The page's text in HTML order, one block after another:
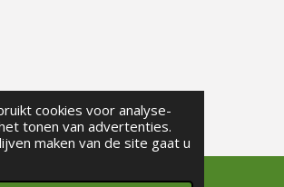
cookies voor analyse-
tonen van advertenties.
maken van de site gaat u